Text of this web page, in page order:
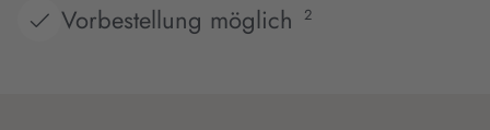
Vorbestellung möglich 2